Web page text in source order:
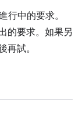
行中的要求。
的要求。如果另
再試。